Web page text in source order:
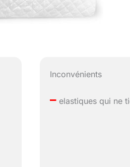
Inconvénients
– elastiques qui ne